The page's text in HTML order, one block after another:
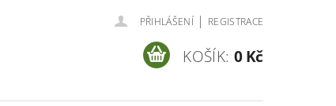
PŘIHLÁŠENÍ | REGISTRACE
KOŠÍK: 0 Kč